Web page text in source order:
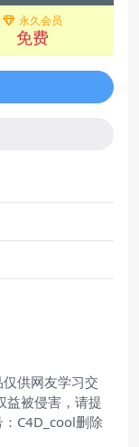
永久会员
免费
供网友学习交
益被侵害，请提
C4D_cool删除